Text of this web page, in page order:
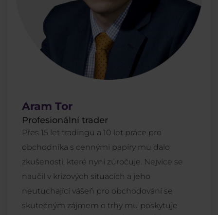
Aram Tor
Profesionální trader
Přes 15 let tradingu a 10 let práce pro
obchodníka s cennými papíry mu dalo
zkušenosti, které nyní zúročuje. Nejvíce se
naučil v krizových situacích a jeho
neutuchající vášeň pro obchodování se
skutečným zájmem o trhy mu poskytuje